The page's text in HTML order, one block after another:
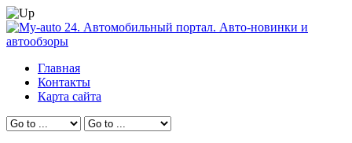
Главная
Контакты
Карта сайта